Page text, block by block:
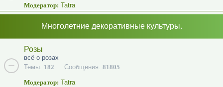
Модератор: Tatra
Многолетние декоративные культуры.
Розы
всё о розах
Темы: 182 Сообщения: 81805
Модератор: Tatra